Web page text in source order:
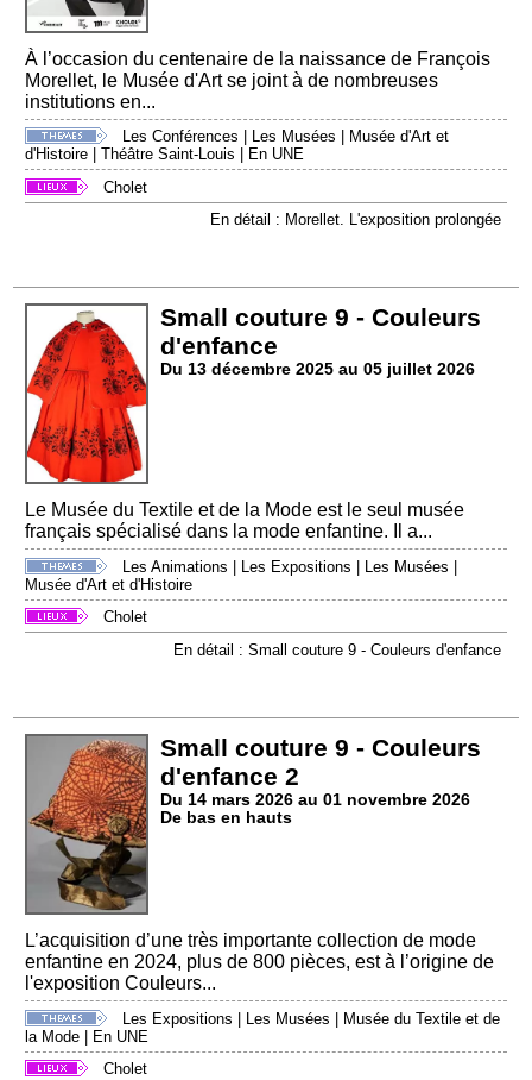
À l’occasion du centenaire de la naissance de François
Morellet, le Musée d'Art se joint à de nombreuses
institutions en...
Les Conférences Les Musées
Musée d'Art et
d'Histoire |Théâtre Saint-Louis
En UNE
Cholet
En détail : Morellet. L'exposition prolongée
Small couture 9 - Couleurs
d'enfance
Du 13 décembre 2025 au 05 juillet 2026
Le Musée du Textile et de la Mode est le seul musée
français spécialisé dans la mode enfantine. Il a...
Les Animations Les Expositions Les Musées
Musée d'Art et d'Histoire
Cholet
En détail : Small couture 9 - Couleurs d'enfance
Small couture 9 - Couleurs
d'enfance 2
Du 14 mars 2026 au 01 novembre 2026
De bas en hauts
L’acquisition d’une très importante collection de mode
enfantine en 2024, plus de 800 pièces, est à l’origine de
l'exposition Couleurs...
Les Expositions | Les Musées | Musée du Textile et de
la Mode | En UNE
Cholet